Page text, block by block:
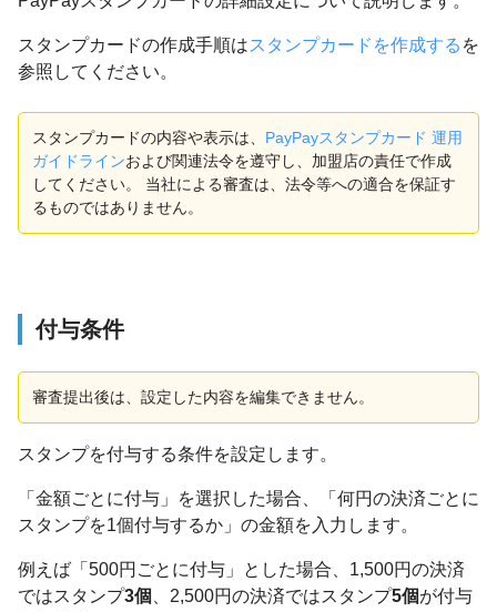
スタンプカードの作成手順はスタンプカードを作成する を
参照してください。
スタンプカードの内容や表示は、 PayPayスタンプカード 運用
ガイドラインおよび関連法令を遵守し、加盟店の責任で作成
してください。 当社による審査は、法令等への適合を保証す
るものではありません。
付与条件
審査提出後は、設定した内容を編集できません。
スタンプを付与する条件を設定します。
「金額ごとに付与」を選択した場合、「何円の決済ごとに
スタンプを1個付与するか」の金額を入力します。
例えば「500円ごとに付与」とした場合、1,500円の決済
ではスタンプ3個 、2,500円の決済ではスタンプ5個が付与